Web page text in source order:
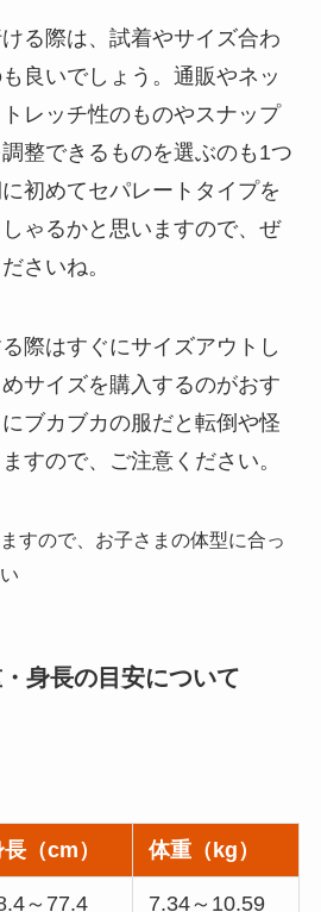
る際は、試着やサイズ合わ
良いでしょう。通販やネッ
レッチ性のものやスナップ
整できるものを選ぶのも1つ
初めてセパレートタイプを
ゃるかと思いますので、ぜ
さいね。
際はすぐにサイズアウトし
サイズを購入するのがおす
ブカブカの服だと転倒や怪
すので、ご注意ください。
すので、お子さまの体型に合っ
身長の目安について
（cm） 体重（kg）
～77.4 7.34～10.59